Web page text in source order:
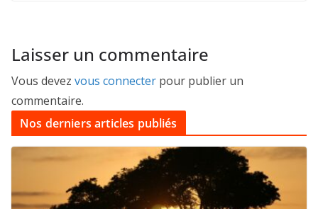
Laisser un commentaire
Vous devez vous connecter pour publier un
commentaire.
Nos derniers articles publiés